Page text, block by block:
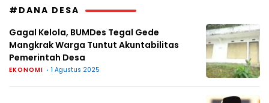
#DANA DESA
Gagal Kelola, BUMDes Tegal Gede
Mangkrak Warga Tuntut Akuntabilitas
Pemerintah Desa
EKONOMI 1 Agustus 2025